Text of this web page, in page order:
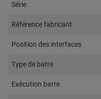
Série
Référence fabricant
Position des interfaces
Type de barre
Exécution barre